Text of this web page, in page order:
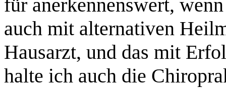
für anerkennenswert,
auch mit alternativen
Hausarzt, und das mit
halte ich auch die